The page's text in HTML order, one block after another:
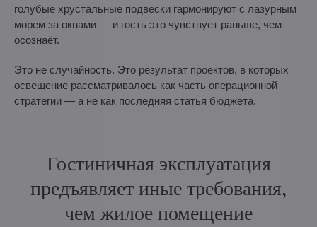
голубые хрустальные подвески гармонируют с лазурным
морем за окнами — и гость это чувствует раньше, чем
осознаёт.
Это не случайность. Это результат проектов, в которых
освещение рассматривалось как часть операционной
стратегии — а не как последняя статья бюджета.
Гостиничная эксплуатация
предъявляет иные требования,
чем жилое помещение